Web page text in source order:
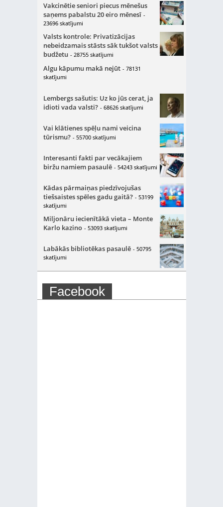
Vakcinētie seniori piecus mēnešus
saņems pabalstu 20 eiro mēnesī -
23696 skatījumi
Valsts kontrole: Privatizācijas
nebeidzamais stāsts sāk tukšot valsts
budžetu - 28755 skatījumi
Algu kāpumu makā nejūt - 78131
skatījumi
Lembergs sašutis: Uz ko jūs cerat, ja
idioti vada valsti? - 68626 skatījumi
Vai klātienes spēļu nami veicina
tūrismu? - 55700 skatījumi
Interesanti fakti par vecākajiem
biržu namiem pasaulē - 54243 skatījumi
Kādas pārmaiņas piedzīvojušas
tiešsaistes spēles gadu gaitā? - 53199
skatījumi
Miljonāru iecienītākā vieta – Monte
Karlo kazino - 53093 skatījumi
Labākās bibliotēkas pasaulē - 50795
skatījumi
Facebook